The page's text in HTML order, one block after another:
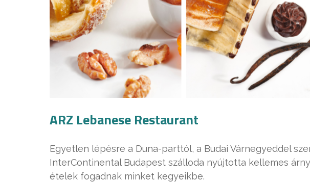
ARZ Lebanese Restaurant
Egyetlen lépésre a Duna-parttól, a Budai Várnegyeddel
InterContinental Budapest szálloda nyújtotta kellemes
ételek fogadnak minket kegyeikbe.